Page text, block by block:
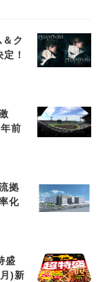
ク
！
前
拠
化
盛
)新